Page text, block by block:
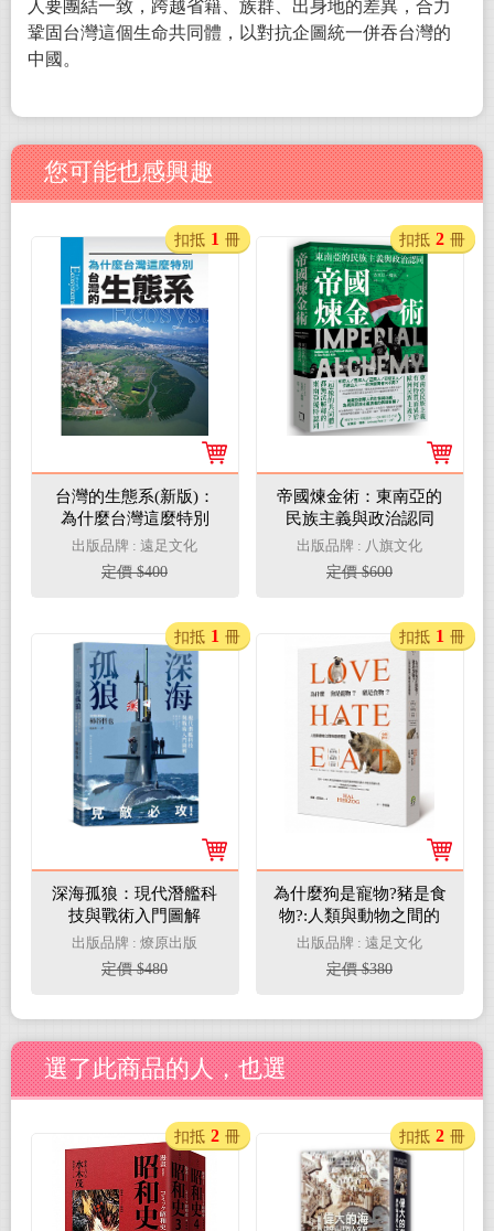
人要團結一致，跨越省籍、族群、出身地的差異，合力
鞏固台灣這個生命共同體，以對抗企圖統一併吞台灣的
中國。
您可能也感興趣
台灣的生態系(新版)：
為什麼台灣這麼特別
出版品牌 : 遠足文化
定價 $400
扣抵 1 冊
帝國煉金術：東南亞的
民族主義與政治認同
出版品牌 : 八旗文化
定價 $600
扣抵 2 冊
深海孤狼：現代潛艦科
技與戰術入門圖解
出版品牌 : 燎原出版
定價 $480
扣抵 1 冊
為什麼狗是寵物?豬是食
物?:人類與動物之間的
道德難題
出版品牌 : 遠足文化
定價 $380
扣抵 1 冊
選了此商品的人，也選
扣抵 2 冊 扣抵 2 冊